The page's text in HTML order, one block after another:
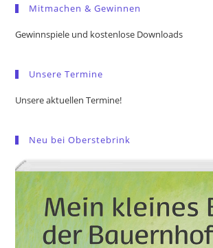
Mitmachen & Gewinnen
Gewinnspiele und kostenlose Downloads
Unsere Termine
Unsere aktuellen Termine!
Neu bei Oberstebrink